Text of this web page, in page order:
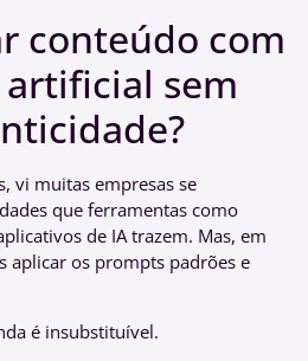
conteúdo com
sem
vi muitas empresas se
que ferramentas como
de IA trazem. Mas, em
aplicar os prompts padrões e
é insubstituível.